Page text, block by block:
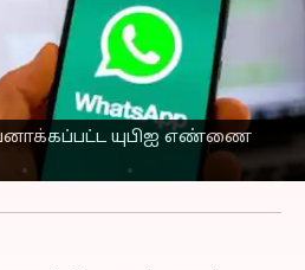
யுபிஐ எண்ணை
எப்படி?